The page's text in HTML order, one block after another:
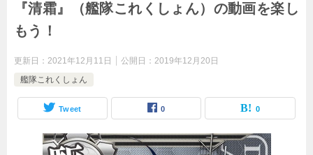
『清霜』（艦隊これくしょん）の動画を楽し
もう！
更新日： 2021年12月11日 公開日： 2019年12月20日
艦隊これくしょん
Tweet 0 0